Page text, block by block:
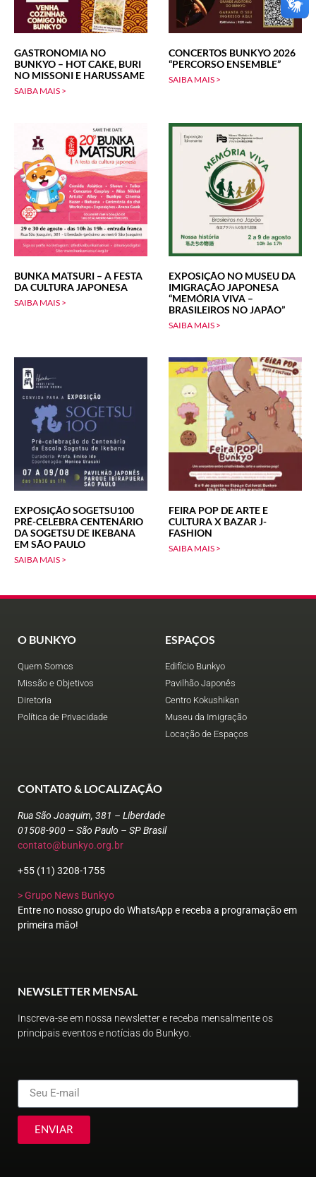
GASTRONOMIA NO
BUNKYO – HOT CAKE, BURI
NO MISSONI E HARUSSAME
SAIBA MAIS >
CONCERTOS BUNKYO 2026
“PERCORSO ENSEMBLE”
SAIBA MAIS >
BUNKA MATSURI – A FESTA
DA CULTURA JAPONESA
SAIBA MAIS >
EXPOSIÇÃO NO MUSEU DA
IMIGRAÇÃO JAPONESA
“MEMÓRIA VIVA –
BRASILEIROS NO JAPÃO”
SAIBA MAIS >
EXPOSIÇÃO SOGETSU100
PRÉ-CELEBRA CENTENÁRIO
DA SOGETSU DE IKEBANA
EM SÃO PAULO
SAIBA MAIS >
FEIRA POP DE ARTE E
CULTURA X BAZAR J-
FASHION
SAIBA MAIS >
O BUNKYO
Quem Somos
Missão e Objetivos
Diretoria
Política de Privacidade
ESPAÇOS
Edifício Bunkyo
Pavilhão Japonês
Centro Kokushikan
Museu da Imigração
Locação de Espaços
CONTATO & LOCALIZAÇÃO
Rua São Joaquim, 381 – Liberdade
01508-900 – São Paulo – SP Brasil
contato@bunkyo.org.br
+55 (11) 3208-1755
> Grupo News Bunkyo
Entre no nosso grupo do WhatsApp e receba a programação em
primeira mão!
NEWSLETTER MENSAL
Inscreva-se em nossa newsletter e receba mensalmente os
principais eventos e notícias do Bunkyo.
ENVIAR